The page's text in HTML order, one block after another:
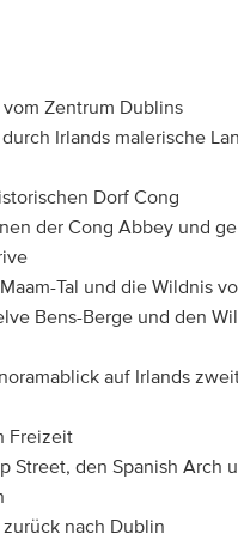
Zentrum Dublins
Irlands malerische
Dorf Cong
der Cong Abbey und
Tal und die Wildnis
Bens-Berge und den
auf Irlands
Freizeit
Street, den Spanish Arch
nach Dublin